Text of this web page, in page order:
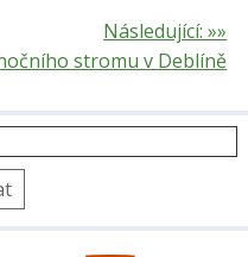
Následující: »»
stromu v Deblíně